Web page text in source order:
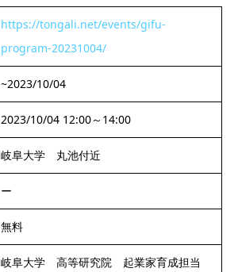
https://tongali.net/events/gifu-
program-20231004/
~2023/10/04
2023/10/04 12:00～14:00
岐阜大学 丸池付近
ー
無料
岐阜大学 高等研究院 起業家育成担当